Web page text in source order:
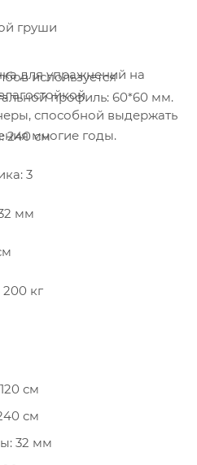
груши
для упражнений на
способной выдержать
многие годы.
используется
профиль: 60*60 мм.
240 см
3
мм
кг
см
см
32 мм